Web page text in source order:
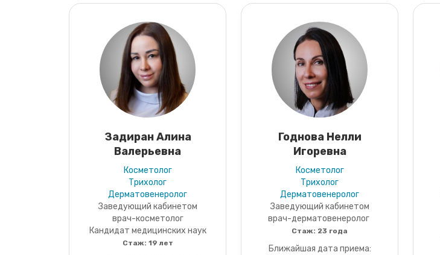
Задиран Алина
Валерьевна
Косметолог
Трихолог
Дерматовенеролог
Заведующий кабинетом
врач-косметолог
Кандидат медицинских наук
Стаж: 19 лет
Годнова Нелли
Игоревна
Косметолог
Трихолог
Дерматовенеролог
Заведующий кабинетом
врач-дерматовенеролог
Стаж: 23 года
Ближайшая дата приема: